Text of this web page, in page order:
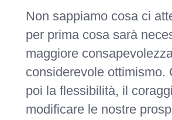
Non sappiamo cosa ci
per prima cosa sarà
maggiore
considerevole ottimismo.
poi la flessibilità, il
modificare le nostre